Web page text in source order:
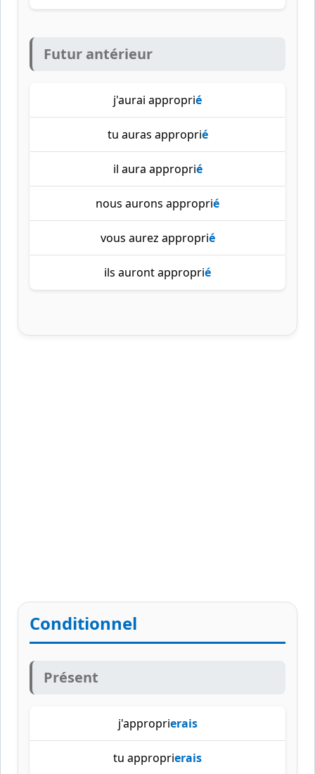
Futur antérieur
j'aurai approprié
tu auras approprié
il aura approprié
nous aurons approprié
vous aurez approprié
ils auront approprié
Conditionnel
Présent
j'approprierais
tu approprierais